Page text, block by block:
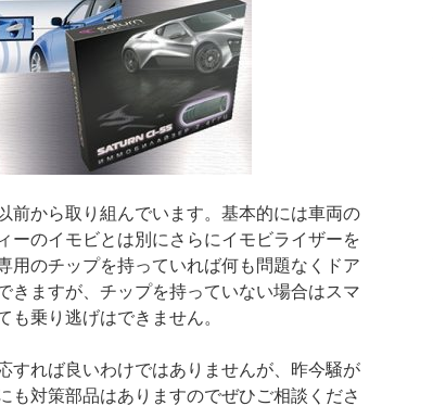
前から取り組んでいます。基本的には車両の
ーのイモビとは別にさらにイモビライザーを
用のチップを持っていれば何も問題なくドア
きますが、チップを持っていない場合はスマ
も乗り逃げはできません。
すれば良いわけではありませんが、昨今騒が
も対策部品はありますのでぜひご相談くださ